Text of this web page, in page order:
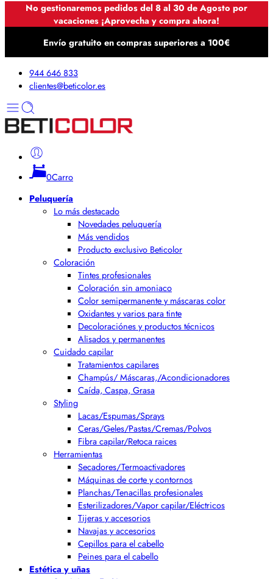
No gestionaremos pedidos del 8 al 30 de Agosto por
vacaciones ¡Aprovecha y compra ahora!
Envío gratuito en compras superiores a 100€
944 646 833
clientes@beticolor.es
0Carro
Peluquería
Lo más destacado
Novedades peluquería
Más vendidos
Producto exclusivo Beticolor
Coloración
Tintes profesionales
Coloración sin amoniaco
Color semipermanente y máscaras color
Oxidantes y varios para tinte
Decoloraciónes y productos técnicos
Alisados y permanentes
Cuidado capilar
Tratamientos capilares
Champús/ Máscaras,/Acondicionadores
Caída, Caspa, Grasa
Styling
Lacas/Espumas/Sprays
Ceras/Geles/Pastas/Cremas/Polvos
Fibra capilar/Retoca raices
Herramientas
Secadores/Termoactivadores
Máquinas de corte y contornos
Planchas/Tenacillas profesionales
Esterilizadores/Vapor capilar/Eléctricos
Tijeras y accesorios
Navajas y accesorios
Cepillos para el cabello
Peines para el cabello
Estética y uñas